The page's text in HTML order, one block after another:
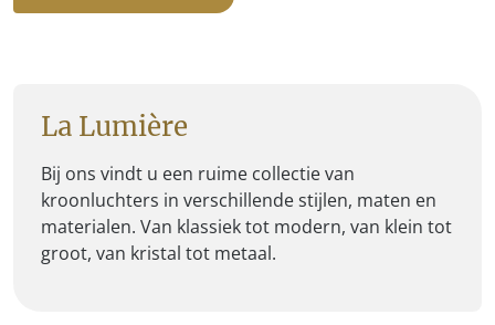
La Lumière
Bij ons vindt u een ruime collectie van
kroonluchters in verschillende stijlen, maten en
materialen. Van klassiek tot modern, van klein tot
groot, van kristal tot metaal.